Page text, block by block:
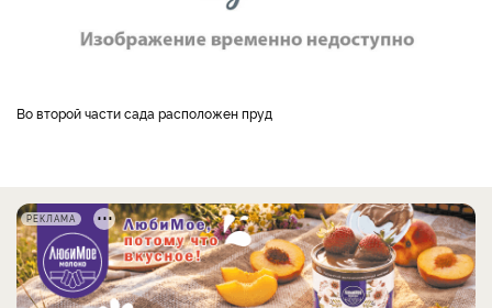
Во второй части сада расположен пруд
РЕКЛАМА